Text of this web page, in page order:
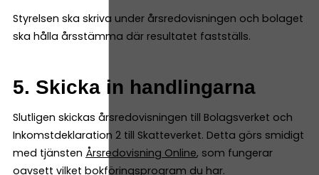
Styrelsen ska skriva under årsredovisningen och bolaget
ska hålla årsstämma där resultatet fastställs.
5. Skicka in handlingarna
Slutligen skickas årsredovisningen till Bolagsverket och
Inkomstdeklaration 2 till Skatteverket. Detta görs smidigt
med tjänsten Årsredovisning Online, som fungerar
oavsett vilket bokföringsprogram du har.